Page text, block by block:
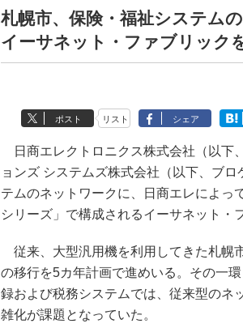
札幌市、保険・福祉システム
イーサネット・ファブリック
ポスト リスト シェア
日商エレクトロニクス株式会社（以下
ョンズ システムズ株式会社（以下、ブ
テムのネットワークに、日商エレによっ
シリーズ」で構成されるイーサネット・
従来、大型汎用機を利用してきた札幌
の移行を5カ年計画で進めいる。その一
録および税務システムでは、従来型のネ
雑化が課題となっていた。